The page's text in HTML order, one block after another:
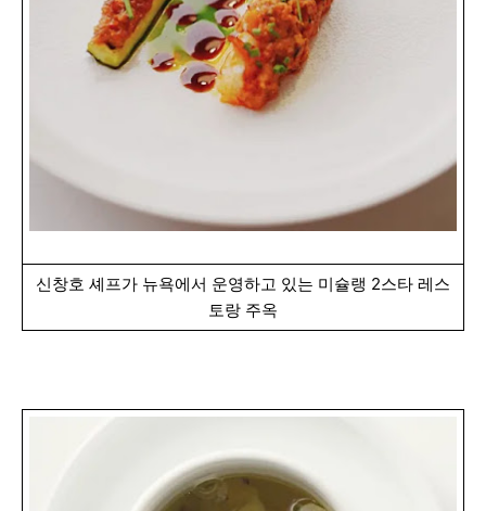
신창호 셰프가 뉴욕에서 운영하고 있는 미슐랭 2스타 레스
토랑 주옥